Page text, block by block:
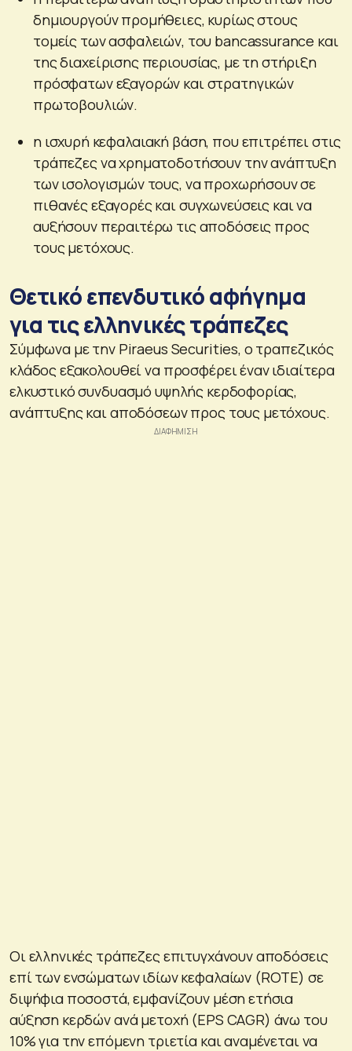
δημιουργούν προμήθειες, κυρίως στους
τομείς των ασφαλειών, του bancassurance και
της διαχείρισης περιουσίας, με τη στήριξη
πρόσφατων εξαγορών και στρατηγικών
πρωτοβουλιών.
η ισχυρή κεφαλαιακή βάση, που επιτρέπει στις
τράπεζες να χρηματοδοτήσουν την ανάπτυξη
των ισολογισμών τους, να προχωρήσουν σε
πιθανές εξαγορές και συγχωνεύσεις και να
αυξήσουν περαιτέρω τις αποδόσεις προς
τους μετόχους.
Θετικό επενδυτικό αφήγημα
για τις ελληνικές τράπεζες
Σύμφωνα με την Piraeus Securities, ο τραπεζικός
κλάδος εξακολουθεί να προσφέρει έναν ιδιαίτερα
ελκυστικό συνδυασμό υψηλής κερδοφορίας,
ανάπτυξης και αποδόσεων προς τους μετόχους.
Οι ελληνικές τράπεζες επιτυγχάνουν αποδόσεις
επί των ενσώματων ιδίων κεφαλαίων (ROTE) σε
διψήφια ποσοστά, εμφανίζουν μέση ετήσια
αύξηση κερδών ανά μετοχή (EPS CAGR) άνω του
10% για την επόμενη τριετία και αναμένεται να